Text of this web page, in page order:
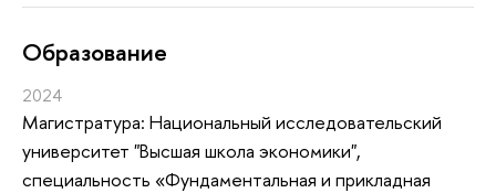
Oбразование
2024
Магистратура: Национальный исследовательский
университет "Высшая школа экономики",
специальность «Фундаментальная и прикладная